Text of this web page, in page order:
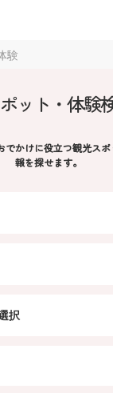
験
ット・体験
でかけに役立つ観光ス
報を探せます。
択